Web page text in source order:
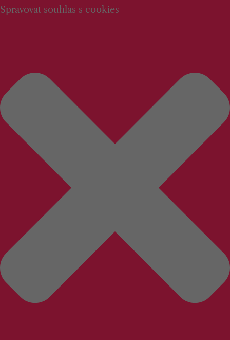
Spravovat souhlas s cookies